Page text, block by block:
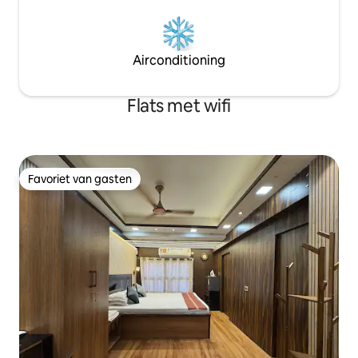
Airconditioning
Flats met wifi
Favoriet van gasten
Favoriet van gasten